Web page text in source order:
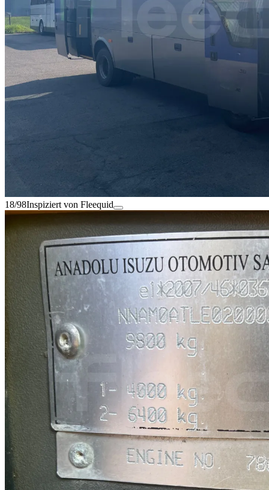
18/98Inspiziert von Fleequid